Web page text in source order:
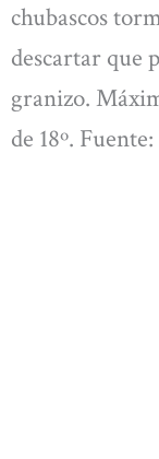
chubascos
descartar que
granizo.
de 18º.